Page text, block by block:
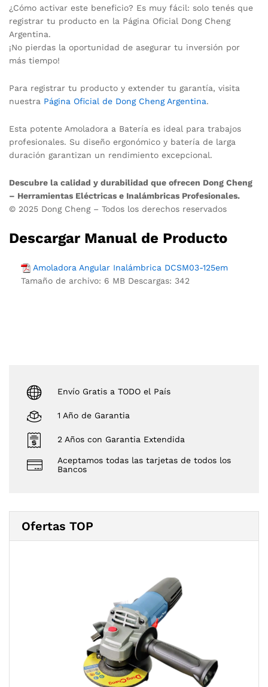
¿Cómo activar este beneficio? Es muy fácil: solo tenés que
registrar tu producto en la Página Oficial Dong Cheng
Argentina.
¡No pierdas la oportunidad de asegurar tu inversión por
más tiempo!
Para registrar tu producto y extender tu garantía, visita
nuestra Página Oficial de Dong Cheng Argentina.
Esta potente Amoladora a Batería es ideal para trabajos
profesionales. Su diseño ergonómico y batería de larga
duración garantizan un rendimiento excepcional.
Descubre la calidad y durabilidad que ofrecen Dong Cheng
– Herramientas Eléctricas e Inalámbricas Profesionales.
© 2025 Dong Cheng – Todos los derechos reservados
Descargar Manual de Producto
Amoladora Angular Inalámbrica DCSM03-125em
Tamaño de archivo: 6 MB Descargas: 342
Envío Gratis a TODO el País
1 Año de Garantia
2 Años con Garantia Extendida
Aceptamos todas las tarjetas de todos los
Bancos
Ofertas TOP